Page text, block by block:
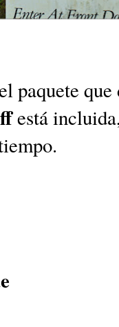
paquete
está